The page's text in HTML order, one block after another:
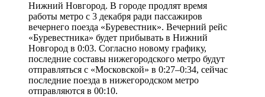
Нижний Новгород. В городе продлят время
работы метро с 3 декабря ради пассажиров
вечернего поезда «Буревестник». Вечерний рейс
«Буревестника» будет прибывать в Нижний
Новгород в 0:03. Согласно новому графику,
последние составы нижегородского метро будут
отправляться с «Московской» в 0:27–0:34, сейчас
последние поезда в нижегородском метро
отправляются в 00:10.